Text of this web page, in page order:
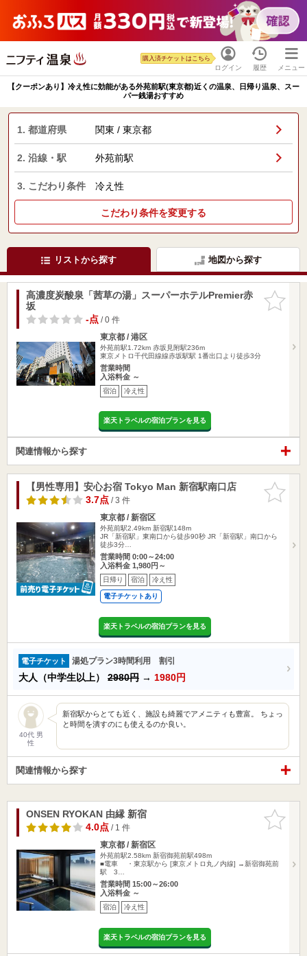
ログイン
購入済チケットはこちら
履歴 メニュー
【クーポンあり】冷え性に効能がある外苑前駅(東京都)近くの温泉、日帰り温泉、スー
パー銭湯おすすめ
1. 都道府県 関東 / 東京都
2. 沿線・駅 外苑前駅
3. こだわり条件 冷え性
こだわり条件を変更する
リストから探す 地図から探す
お気に入
りに追加
高濃度炭酸泉「茜草の湯」スーパーホテルPremier赤
坂
-点/ 0 件
東京都 / 港区
外苑前駅1.72km 赤坂見附駅236m
東京メトロ千代田線線赤坂駅駅 1番出口より徒歩3分
営業時間
入浴料金 ～
宿泊 冷え性
楽天トラベルの宿泊プランを見る
関連情報から探す
お気に入
りに追加
【男性専用】安心お宿 Tokyo Man 新宿駅南口店
3.7点/ 3 件
東京都 / 新宿区
外苑前駅2.49km 新宿駅148m
JR「新宿駅」東南口から徒歩90秒 JR「新宿駅」南口から
徒歩3分…
営業時間 0:00～24:00
入浴料金 1,980円～
日帰り 宿泊 冷え性
電子チケットあり
楽天トラベルの宿泊プランを見る
電子チケット 湯処プラン3時間利用 割引
大人（中学生以上） 2980円 → 1980円
40代 男
性
新宿駅からとても近く、施設も綺麗でアメニティも豊富。 ちょっ
と時間を潰すのにも使えるのか良い。
関連情報から探す
お気に入
りに追加
ONSEN RYOKAN 由縁 新宿
4.0点/ 1 件
東京都 / 新宿区
外苑前駅2.58km 新宿御苑前駅498m
■電車 ・東京駅から [東京メトロ丸ノ内線] →新宿御苑前
駅 3…
営業時間 15:00～26:00
入浴料金 ～
宿泊 冷え性
楽天トラベルの宿泊プランを見る